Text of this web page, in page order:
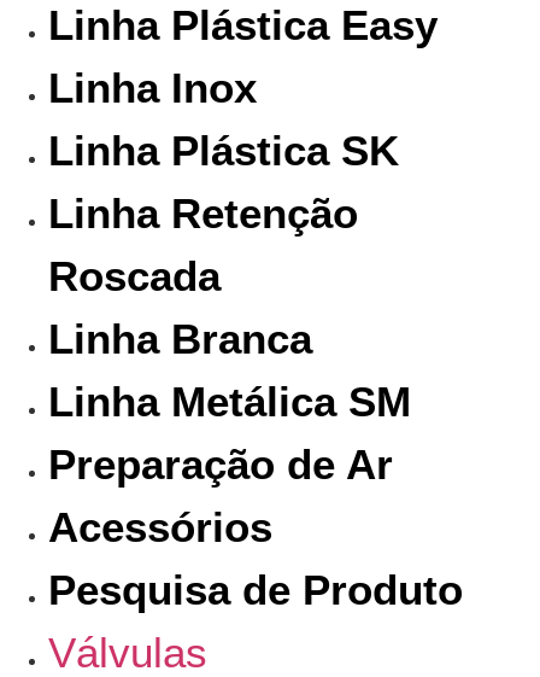
Linha Plástica Easy
Linha Inox
Linha Plástica SK
Linha Retenção
Roscada
Linha Branca
Linha Metálica SM
Preparação de Ar
Acessórios
Pesquisa de Produto
Válvulas